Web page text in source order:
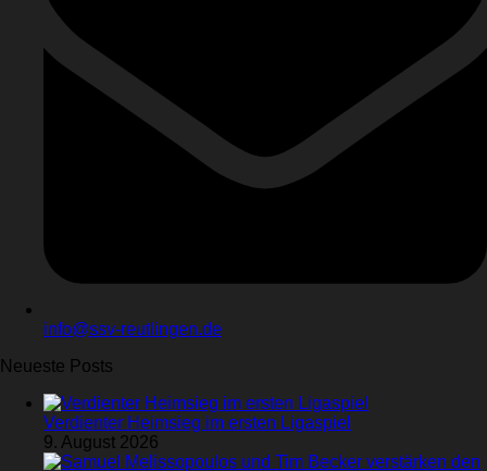
info@ssv-reutlingen.de
Neueste Posts
Verdienter Heimsieg im ersten Ligaspiel
9. August 2026